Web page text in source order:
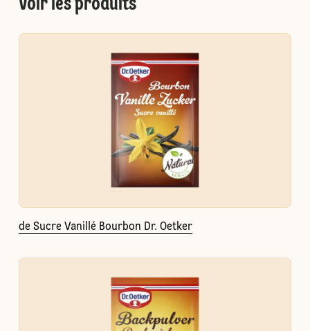
Voir les produits
de Sucre Vanillé Bourbon Dr. Oetker